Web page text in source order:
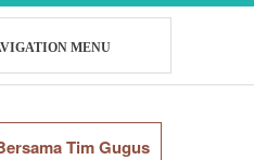
MENU
Tim Gugus